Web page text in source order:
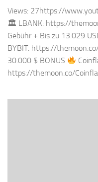
Views: 27https://
🏛 LBANK: https://
Gebühr + Bis zu 13.029
BYBIT: https://
30.000 $ BONUS
https://themoon.co/